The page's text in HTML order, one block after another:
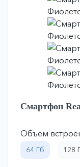
Смартфон
Объем
64 Гб 128